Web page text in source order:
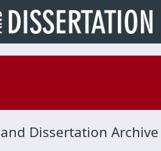
Dissertation Archive